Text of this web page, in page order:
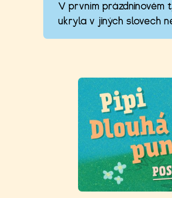
V prvním prázdninovém
ukryla v jiných slovech